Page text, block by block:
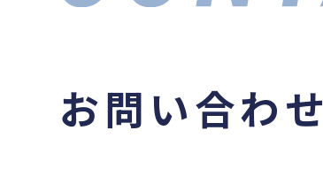
お問い合わせ